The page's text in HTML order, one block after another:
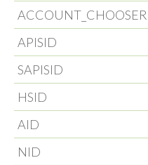
ACCOUNT_CHOOSER
APISID
SAPISID
HSID
AID
NID